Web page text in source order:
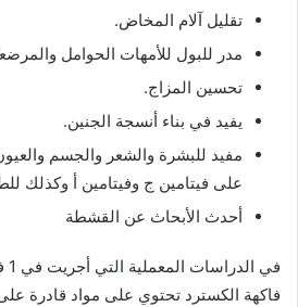
تقليل آلام المخاض.
مدر للبول للأمهات الحوامل
تحسين المزاج.
يفيد في بناء أنسجة الجنين.
مفيد للبشرة والشعر والجسم والعيون
على فيتامين ج وفيتامين أ وكذلك
أحدث الأبحاث عن القشطة
فاكهة الكسترد تحتوي على مواد قادرة